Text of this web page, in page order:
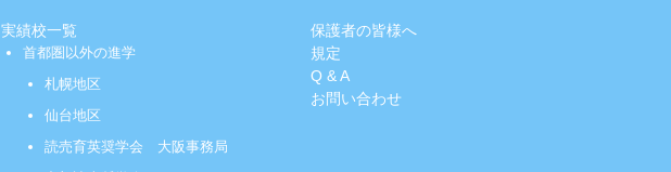
実績校一覧
首都圏以外の進学
札幌地区
仙台地区
読売育英奨学会 大阪事務局
保護者の皆様へ
規定
Q & A
お問い合わせ